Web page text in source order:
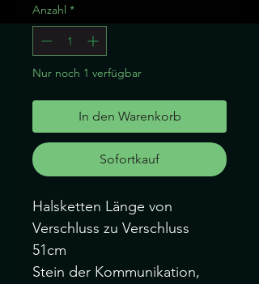
Anzahl *
Nur noch 1 verfügbar
In den Warenkorb
Sofortkauf
Halsketten Länge von
Verschluss zu Verschluss
51cm
Stein der Kommunikation,